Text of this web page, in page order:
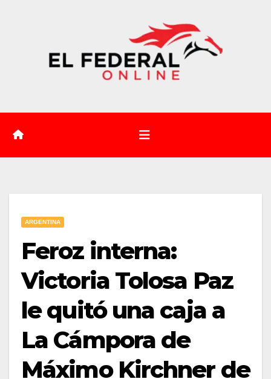
ARGENTINA
Feroz interna:
Victoria Tolosa Paz
le quitó una caja a
La Cámpora de
Máximo Kirchner de